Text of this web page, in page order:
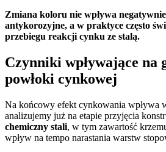
Zmiana koloru nie wpływa negatywnie
antykorozyjne, a w praktyce często
przebiegu reakcji cynku ze stalą.
Czynniki wpływające na
powłoki cynkowej
Na końcowy efekt cynkowania wpływa
analizujemy już na etapie przyjęcia
chemiczny stali, w tym zawartość
wpływ na tempo narastania warstw